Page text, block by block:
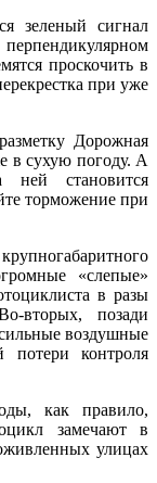
зеленый сигнал
проскочить в
при уже
Дорожная
в сухую погоду. А
становится
торможение при
«слепые»
в разы
вторых, позади
воздушные
потери контроля
как правило,
замечают в
улицах